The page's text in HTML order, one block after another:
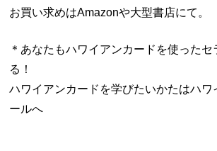
お買い求めはAmazonや大型書店にて。
＊あなたもハワイアンカードを使った
る！
ハワイアンカードを学びたいかたはハワ
ールへ